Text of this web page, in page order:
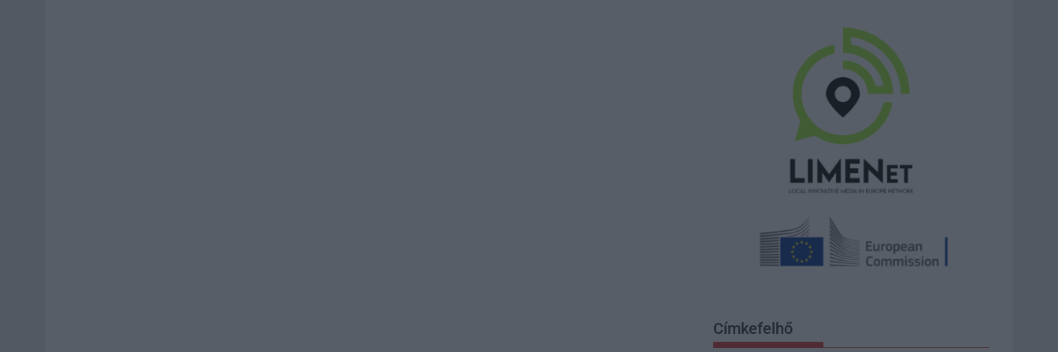
Címkefelhő